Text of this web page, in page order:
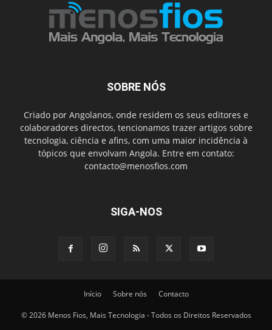
SOBRE NÓS
Criado por Angolanos, onde residem os seus editores e
colaboradores directos, tencionamos trazer artigos sobre
tecnologia, ciência e afins, com uma maior incidência à
tópicos que envolvam Angola. Entre em contato:
contacto@menosfios.com
SIGA-NOS
Início Sobre nós Contacto
© 2026 Menos Fios, Mais Tecnologia - Todos os Direitos Reservados